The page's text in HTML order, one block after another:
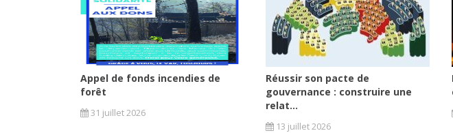
Appel de fonds incendies de
forêt
31 juillet 2026
Réussir son pacte de
gouvernance : construire une
relat...
13 juillet 2026